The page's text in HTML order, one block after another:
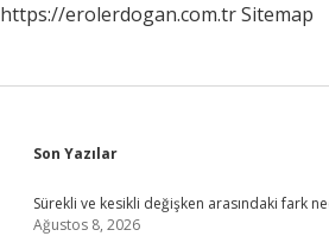
https://erolerdogan.com.trSitemap
Sidebar
Son Yazılar
Sürekli ve kesikli değişken arasındaki fark
Ağustos 8, 2026